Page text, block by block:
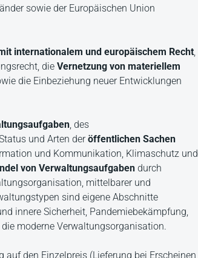
sowie der Europäischen Union
internationalem und europäischem Recht,
die Vernetzung von materiellem
die Einbeziehung neuer Entwicklungen
, des
und Arten deröffentlichen Sachen
und Kommunikation, Klimaschutz und
von Verwaltungsaufgaben durch
mittelbarer und
sind eigene Abschnitte
innere Sicherheit, Pandemiebekämpfung,
moderne Verwaltungsorganisation.
den Einzelpreis (Lieferung bei Erscheinen